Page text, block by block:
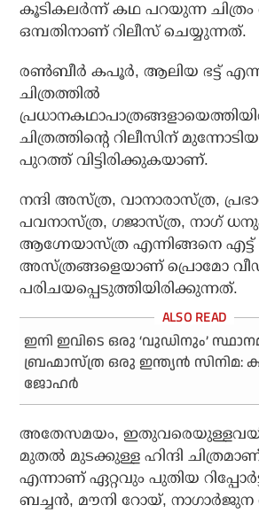
കൂടികലര്‍ന്ന് കഥ പറയുന്ന ചിത്രം
ഒമ്പതിനാണ് റിലീസ് ചെയ്യുന്നത്.
രണ്‍ബീര്‍ കപൂര്‍, ആലിയ ഭട്ട്
ചിത്രത്തില്‍
ചിത്രത്തിന്റെ റിലീസിന്
പുറത്ത് വിട്ടിരിക്കുകയാണ്.
നന്ദി അസ്ത്ര, വാനാരാസ്ത്ര,
പവനാസ്ത്ര, ഗജാസ്ത്ര, നാഗ്
ആഗ്നേയാസ്ത്ര എന്നിങ്ങനെ എട്ട്
അസ്ത്രങ്ങളെയാണ് പ്രൊമോ
പരിചയപ്പെടുത്തിയിരിക്കുന്നത്.
ഇനി ഇവിടെ ഒരു ‘വുഡിനും’
ബ്രഹ്മാസ്ത്ര ഒരു ഇന്ത്യന്‍
ജോഹര്‍
അതേസമയം,
മുതല്‍ മുടക്കുള്ള ഹിന്ദി
എന്നാണ് ഏറ്റവും പുതിയ
ബച്ചന്‍, മൗനി റോയ്, നാഗാര്‍ജുന